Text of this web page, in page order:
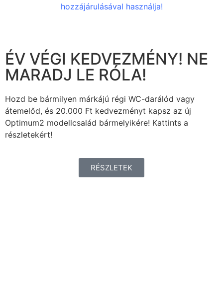
hozzájárulásával használja!
ÉV VÉGI KEDVEZMÉNY! NE
MARADJ LE RÓLA!
Hozd be bármilyen márkájú régi WC-darálód vagy
átemelőd, és 20.000 Ft kedvezményt kapsz az új
Optimum2 modellcsalád bármelyikére! Kattints a
részletekért!
RÉSZLETEK